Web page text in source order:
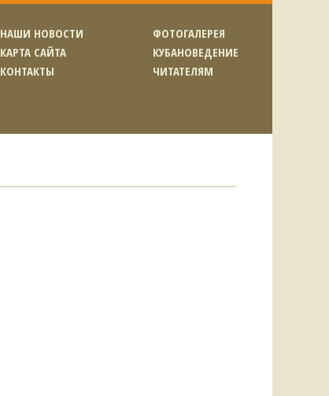
НАШИ НОВОСТИ
КАРТА САЙТА
КОНТАКТЫ
ФОТОГАЛЕРЕЯ
КУБАНОВЕДЕНИЕ
ЧИТАТЕЛЯМ